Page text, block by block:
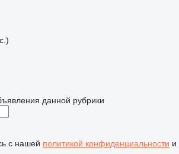
данной рубрики
с нашей политикой конфиденциальности и